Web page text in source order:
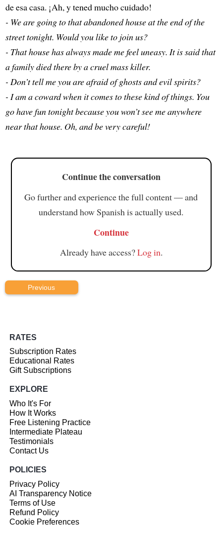
de esa casa. ¡Ah, y tened mucho cuidado!
- We are going to that abandoned house at the end of the
street tonight. Would you like to join us?
- That house has always made me feel uneasy. It is said that
a family died there by a cruel mass killer.
- Don’t tell me you are afraid of ghosts and evil spirits?
- I am a coward when it comes to these kind of things. You
go have fun tonight because you won’t see me anywhere
near that house. Oh, and be very careful!
Continue the conversation
Go further and experience the full content — and
understand how Spanish is actually used.
Continue
Already have access?Log in.
Previous
RATES
Subscription Rates
Educational Rates
Gift Subscriptions
EXPLORE
Who It's For
How It Works
Free Listening Practice
Intermediate Plateau
Testimonials
Contact Us
POLICIES
Privacy Policy
AI Transparency Notice
Terms of Use
Refund Policy
Cookie Preferences